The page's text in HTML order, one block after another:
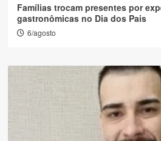
Famílias trocam presentes por
gastronômicas no Dia dos Pais
6/agosto